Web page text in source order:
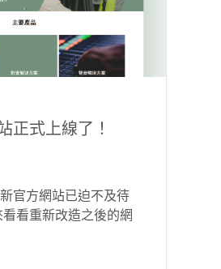
正式上線了！
官方網站已迫不及待
看重新改造之後的網